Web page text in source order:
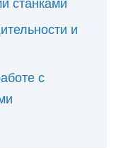
станками
и
с